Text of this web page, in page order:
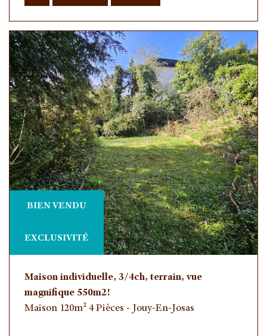
BIEN VENDU
EXCLUSIVITÉ
Maison individuelle, 3/4ch, terrain, vue
magnifique 550m2!
Maison 120m² 4 Pièces - Jouy-En-Josas